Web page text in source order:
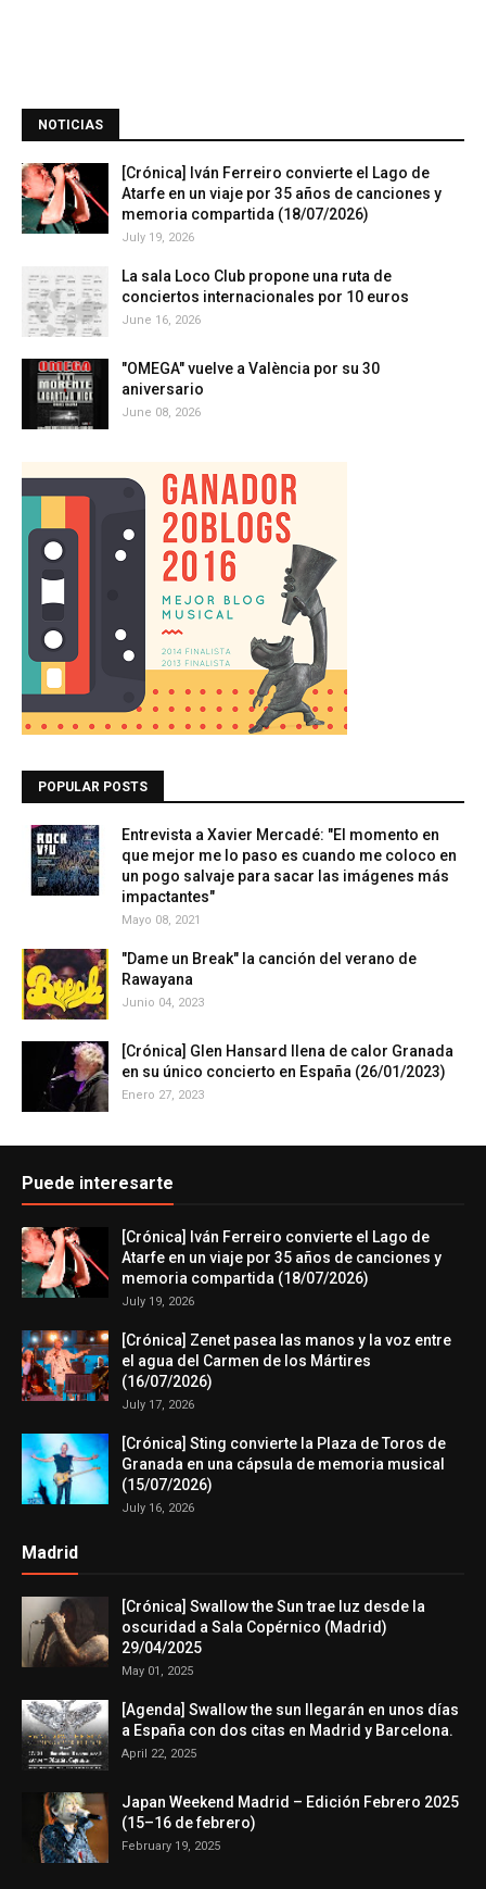
NOTICIAS
[Crónica] Iván Ferreiro convierte el Lago de
Atarfe en un viaje por 35 años de canciones y
memoria compartida (18/07/2026)
July 19, 2026
La sala Loco Club propone una ruta de
conciertos internacionales por 10 euros
June 16, 2026
"OMEGA" vuelve a València por su 30
aniversario
June 08, 2026
POPULAR POSTS
Entrevista a Xavier Mercadé: "El momento en
que mejor me lo paso es cuando me coloco en
un pogo salvaje para sacar las imágenes más
impactantes"
Mayo 08, 2021
"Dame un Break" la canción del verano de
Rawayana
Junio 04, 2023
[Crónica] Glen Hansard llena de calor Granada
en su único concierto en España (26/01/2023)
Enero 27, 2023
Puede interesarte
[Crónica] Iván Ferreiro convierte el Lago de
Atarfe en un viaje por 35 años de canciones y
memoria compartida (18/07/2026)
July 19, 2026
[Crónica] Zenet pasea las manos y la voz entre
el agua del Carmen de los Mártires
(16/07/2026)
July 17, 2026
[Crónica] Sting convierte la Plaza de Toros de
Granada en una cápsula de memoria musical
(15/07/2026)
July 16, 2026
Madrid
[Crónica] Swallow the Sun trae luz desde la
oscuridad a Sala Copérnico (Madrid)
29/04/2025
May 01, 2025
[Agenda] Swallow the sun llegarán en unos días
a España con dos citas en Madrid y Barcelona.
April 22, 2025
Japan Weekend Madrid – Edición Febrero 2025
(15–16 de febrero)
February 19, 2025